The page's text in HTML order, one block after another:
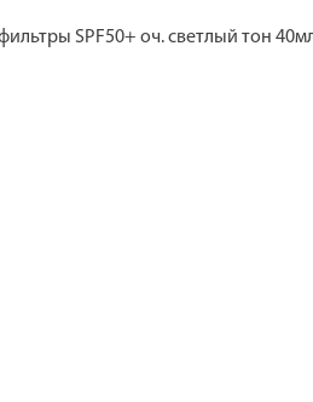
SPF50+ оч. светлый тон